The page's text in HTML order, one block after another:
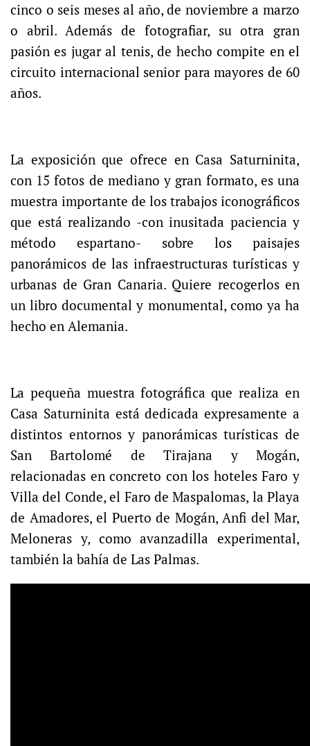
cinco o seis meses al año, de noviembre a marzo
o abril. Además de fotografiar, su otra gran
pasión es jugar al tenis, de hecho compite en el
circuito internacional senior para mayores de 60
años.
La exposición que ofrece en Casa Saturninita,
con 15 fotos de mediano y gran formato, es una
muestra importante de los trabajos iconográficos
que está realizando -con inusitada paciencia y
método espartano- sobre los paisajes
panorámicos de las infraestructuras turísticas y
urbanas de Gran Canaria. Quiere recogerlos en
un libro documental y monumental, como ya ha
hecho en Alemania.
La pequeña muestra fotográfica que realiza en
Casa Saturninita está dedicada expresamente a
distintos entornos y panorámicas turísticas de
San Bartolomé de Tirajana y Mogán,
relacionadas en concreto con los hoteles Faro y
Villa del Conde, el Faro de Maspalomas, la Playa
de Amadores, el Puerto de Mogán, Anfi del Mar,
Meloneras y, como avanzadilla experimental,
también la bahía de Las Palmas.